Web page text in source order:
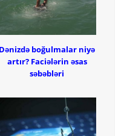
Dənizdə boğulmalar niyə
artır? Faciələrin əsas
səbəbləri